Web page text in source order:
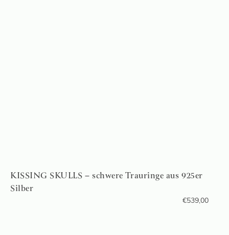
KISSING SKULLS – schwere Trauringe aus 925er
Silber
€539,00